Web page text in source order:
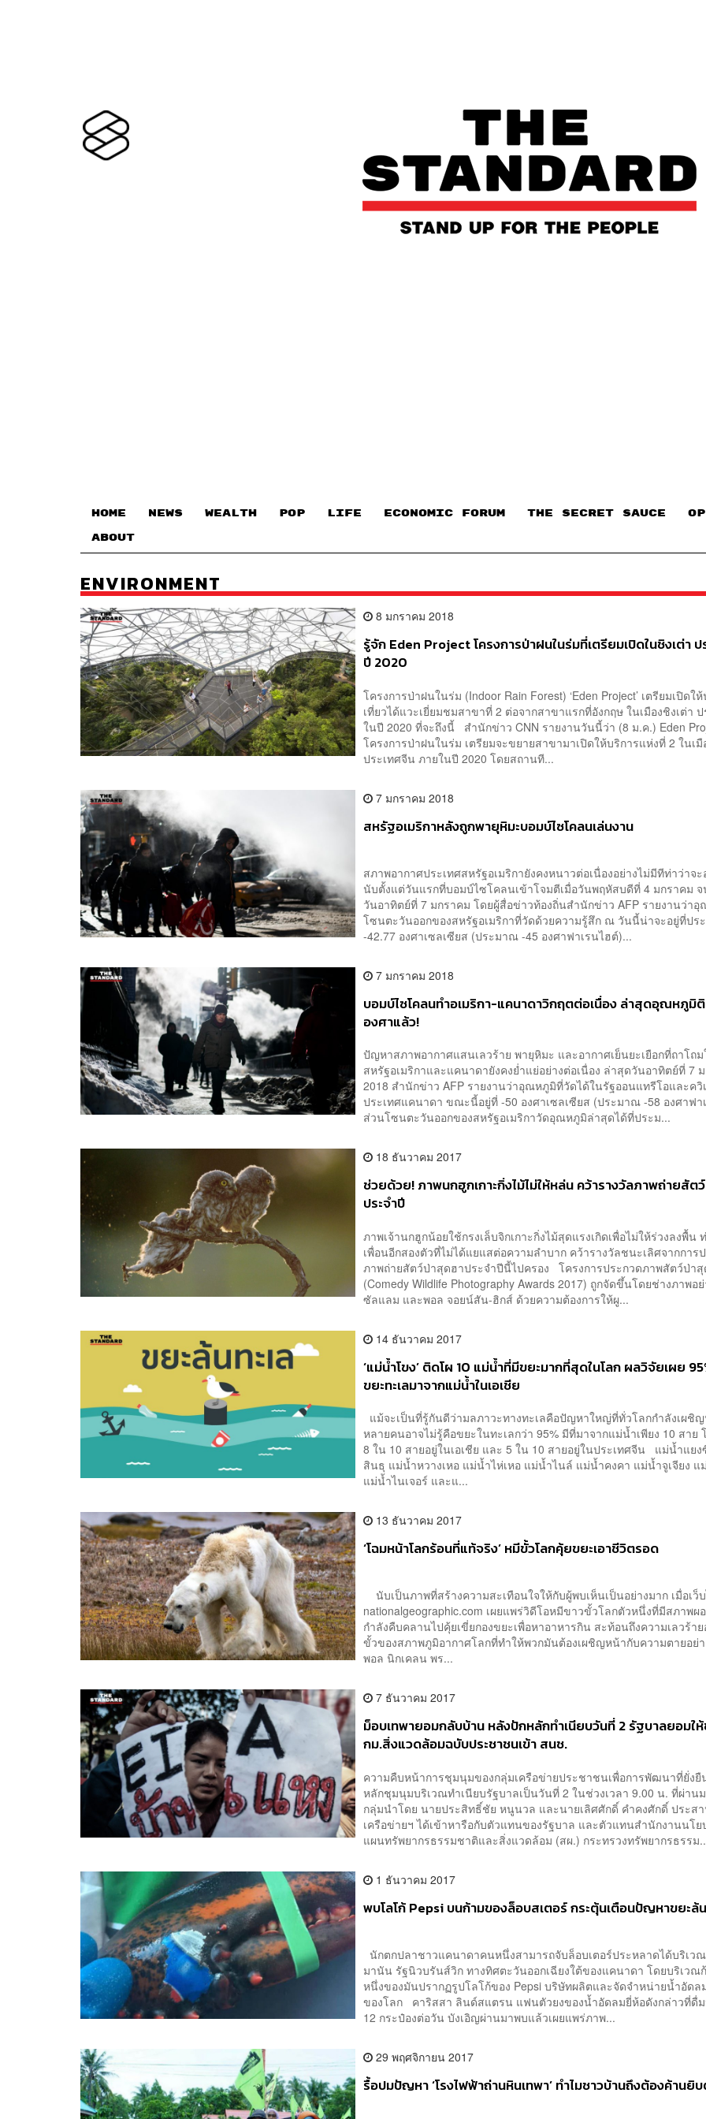
HOME NEWS WEALTH POP LIFE ECONOMIC FORUM THE SECRET SAUCE​
ABOUT
ENVIRONMENT
8 มกราคม 2018
รู้จัก Eden Project โครงการป่าฝนในร่มที่เตรียมเปิดในชิงเต่า ป
ปี 2020
โครงการป่าฝนในร่ม (Indoor Rain Forest) ‘Eden Project’ เตรียมเปิดใ
เที่ยวได้แวะเยี่ยมชมสาขาที่ 2 ต่อจากสาขาแรกที่อังกฤษ ในเมืองชิงเต่า
ในปี 2020 ที่จะถึงนี้ สำนักข่าว CNN รายงานวันนี้ว่า (8 ม.ค.) Eden
โครงการป่าฝนในร่ม เตรียมจะขยายสาขามาเปิดให้บริการแห่งที่ 2 ในเมื
ประเทศจีน ภายในปี 2020 โดยสถานที...
7 มกราคม 2018
สหรัฐอเมริกาหลังถูกพายุหิมะบอมบ์ไซโคลนเล่นงาน
สภาพอากาศประเทศสหรัฐอเมริกายังคงหนาวต่อเนื่องอย่างไม่มีทีท่าว่าจ
นับตั้งแต่วันแรกที่บอมบ์ไซโคลนเข้าโจมตีเมื่อวันพฤหัสบดีที่ 4 มกราคม จ
วันอาทิตย์ที่ 7 มกราคม โดยผู้สื่อข่าวท้องถิ่นสำนักข่าว AFP รายงานว่า
โซนตะวันออกของสหรัฐอเมริกาที่วัดด้วยความรู้สึก ณ วันนี้น่าจะอยู่ที่ปร
-42.77 องศาเซลเซียส (ประมาณ -45 องศาฟาเรนไฮต์)...
7 มกราคม 2018
บอมบ์ไซโคลนทำอเมริกา-แคนาดาวิกฤตต่อเนื่อง ล่าสุดอุณหภูมิ
องศาแล้ว!
ปัญหาสภาพอากาศแสนเลวร้าย พายุหิมะ และอากาศเย็นยะเยือกที่ถาโถ
สหรัฐอเมริกาและแคนาดายังคงย่ำแย่อย่างต่อเนื่อง ล่าสุดวันอาทิตย์ที่ 7
2018 สำนักข่าว AFP รายงานว่าอุณหภูมิที่วัดได้ในรัฐออนแทรีโอและควิ
ประเทศแคนาดา ขณะนี้อยู่ที่ -50 องศาเซลเซียส (ประมาณ -58 องศาฟ
ส่วนโซนตะวันออกของสหรัฐอเมริกาวัดอุณหภูมิล่าสุดได้ที่ประม...
18 ธันวาคม 2017
ช่วยด้วย! ภาพนกฮูกเกาะกิ่งไม้ไม่ให้หล่น คว้ารางวัลภาพถ่ายสัต
ประจำปี
ภาพเจ้านกฮูกน้อยใช้กรงเล็บจิกเกาะกิ่งไม้สุดแรงเกิดเพื่อไม่ให้ร่วงลงพื้น
เพื่อนอีกสองตัวที่ไม่ได้แยแสต่อความลำบาก คว้ารางวัลชนะเลิศจากการ
ภาพถ่ายสัตว์ป่าสุดฮาประจำปีนี้ไปครอง โครงการประกวดภาพสัตว์ป่า
(Comedy Wildlife Photography Awards 2017) ถูกจัดขึ้นโดยช่างภาพอ
ซัลแลม และพอล จอยน์สัน-ฮิกส์ ด้วยความต้องการให้ผู...
14 ธันวาคม 2017
‘แม่น้ำโขง’ ติดโผ 10 แม่น้ำที่มีขยะมากที่สุดในโลก ผลวิจัยเผย
ขยะทะเลมาจากแม่น้ำในเอเชีย
แม้จะเป็นที่รู้กันดีว่ามลภาวะทางทะเลคือปัญหาใหญ่ที่ทั่วโลกกำลังเผชิ
หลายคนอาจไม่รู้คือขยะในทะเลกว่า 95% มีที่มาจากแม่น้ำเพียง 10 สาย
8 ใน 10 สายอยู่ในเอเชีย และ 5 ใน 10 สายอยู่ในประเทศจีน แม่น้ำแย
สินธุ แม่น้ำหวางเหอ แม่น้ำไห่เหอ แม่น้ำไนล์ แม่น้ำคงคา แม่น้ำจูเจียง แ
แม่น้ำไนเจอร์ และแ...
13 ธันวาคม 2017
‘โฉมหน้าโลกร้อนที่แท้จริง’ หมีขั้วโลกคุ้ยขยะเอาชีวิตรอด
นับเป็นภาพที่สร้างความสะเทือนใจให้กับผู้พบเห็นเป็นอย่างมาก เมื่อเว็
nationalgeographic.com เผยแพร่วิดีโอหมีขาวขั้วโลกตัวหนึ่งที่มีสภาพผ
กำลังคืบคลานไปคุ้ยเขี่ยกองขยะเพื่อหาอาหารกิน สะท้อนถึงความเลวร้า
ขั้วของสภาพภูมิอากาศโลกที่ทำให้พวกมันต้องเผชิญหน้ากับความตาย
พอล นิกเคลน พร...
7 ธันวาคม 2017
ม็อบเทพายอมกลับบ้าน หลังปักหลักทำเนียบวันที่ 2 รัฐบาลยอมใ
กม.สิ่งแวดล้อมฉบับประชาชนเข้า สนช.
ความคืบหน้าการชุมนุมของกลุ่มเครือข่ายประชาชนเพื่อการพัฒนาที่ยั่งยื
หลักชุมนุมบริเวณทำเนียบรัฐบาลเป็นวันที่ 2 ในช่วงเวลา 9.00 น. ที่ผ่าน
กลุ่มนำโดย นายประสิทธิ์ชัย หนูนวล และนายเลิศศักดิ์ คำคงศักดิ์ ประส
เครือข่ายฯ ได้เข้าหารือกับตัวแทนของรัฐบาล และตัวแทนสำนักงานนโ
แผนทรัพยากรธรรมชาติและสิ่งแวดล้อม (สผ.) กระทรวงทรัพยากรธรรม
1 ธันวาคม 2017
พบโลโก้ Pepsi บนก้ามของล็อบสเตอร์ กระตุ้นเตือนปัญหาขยะล้น
นักตกปลาชาวแคนาดาคนหนึ่งสามารถจับล็อบเตอร์ประหลาดได้บริเว
มานัน รัฐนิวบรันส์วิก ทางทิศตะวันออกเฉียงใต้ของแคนาดา โดยบริเวณ
หนึ่งของมันปรากฏรูปโลโก้ของ Pepsi บริษัทผลิตและจัดจำหน่ายน้ำอัดล
ของโลก คาริสสา ลินด์สแตรน แฟนตัวยงของน้ำอัดลมยี่ห้อดังกล่าวที่ดื่
12 กระป๋องต่อวัน บังเอิญผ่านมาพบแล้วเผยแพร่ภาพ...
29 พฤศจิกายน 2017
รื้อปมปัญหา ‘โรงไฟฟ้าถ่านหินเทพา’ ทำไมชาวบ้านถึงต้องค้านยิ